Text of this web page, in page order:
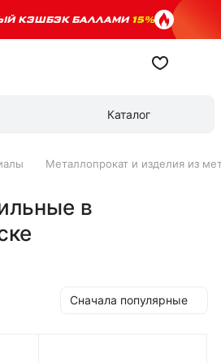
КЭШБЭК БАЛЛАМИ15%
Каталог
Металлопрокат и изделия из
в
Сначала популярные